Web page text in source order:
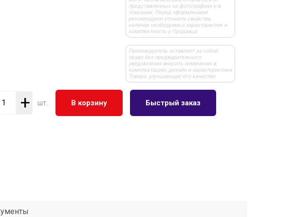
представленных на фотографиях и в
описании. Перед оформлением
рекомендуем уточнять свойства,
наличие необходимых характеристик и
комплектность у Продавца
Производитель оставляет за собой
право без предварительного
уведомления вносить изменения в
комплектацию, дизайн и характеристики
Товара, улучшающие его качество
+ шт. В корзину Быстрый заказ